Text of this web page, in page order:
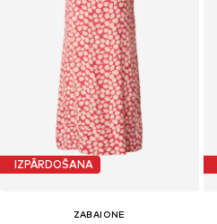
IZPĀRDOŠANA
ZABAIONE